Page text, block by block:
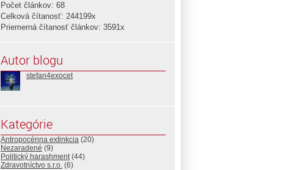
Počet článkov: 68
Celková čítanosť: 244199x
Priemerná čítanosť článkov: 3591x
Autor blogu
stefan4exocet
Kategórie
Antropocénna extinkcia (20)
Nezaradené (9)
Politický harashment(44)
Zdravotníctvo s.r.o. (6)